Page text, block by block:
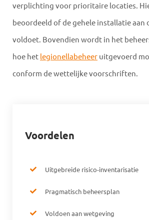
verplichting voor prioritaire locaties.
beoordeeld of de gehele installatie aan
voldoet. Bovendien wordt in het
hoe het legionellabeheer uitgevoerd
conform de wettelijke voorschriften.
Voordelen
Uitgebreide risico-inventarisatie
Pragmatisch beheersplan
Voldoen aan wetgeving